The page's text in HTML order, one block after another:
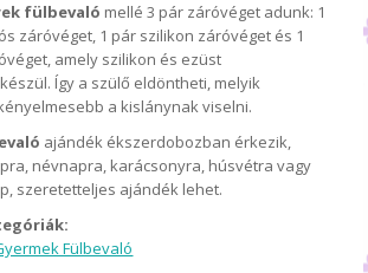
fülbevaló mellé 3 pár záróvéget adunk: 1
záróvéget, 1 pár szilikon záróvéget és 1
amely szilikon és ezüst
Így a szülő eldöntheti, melyik
a kislánynak viselni.
ajándék ékszerdobozban érkezik,
névnapra, karácsonyra, húsvétra vagy
szeretetteljes ajándék lehet.
Fülbevaló